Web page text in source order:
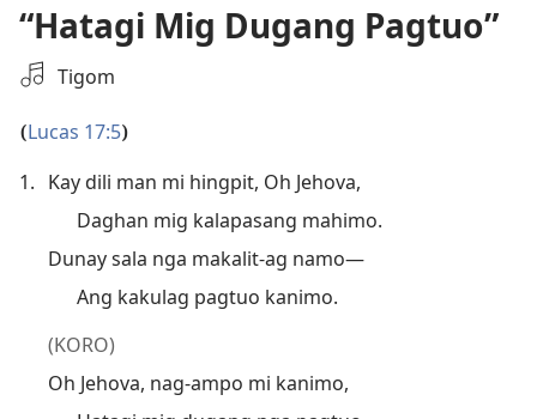
“Hatagi Mig Dugang Pagtuo”
Pagpilig
Recording
Tigom
(Lucas 17:5)
1. Kay dili man mi hingpit, Oh Jehova,
Daghan mig kalapasang mahimo.
Dunay sala nga makalit-ag namo—
Ang kakulag pagtuo kanimo.
(KORO)
Oh Jehova, nag-ampo mi kanimo,